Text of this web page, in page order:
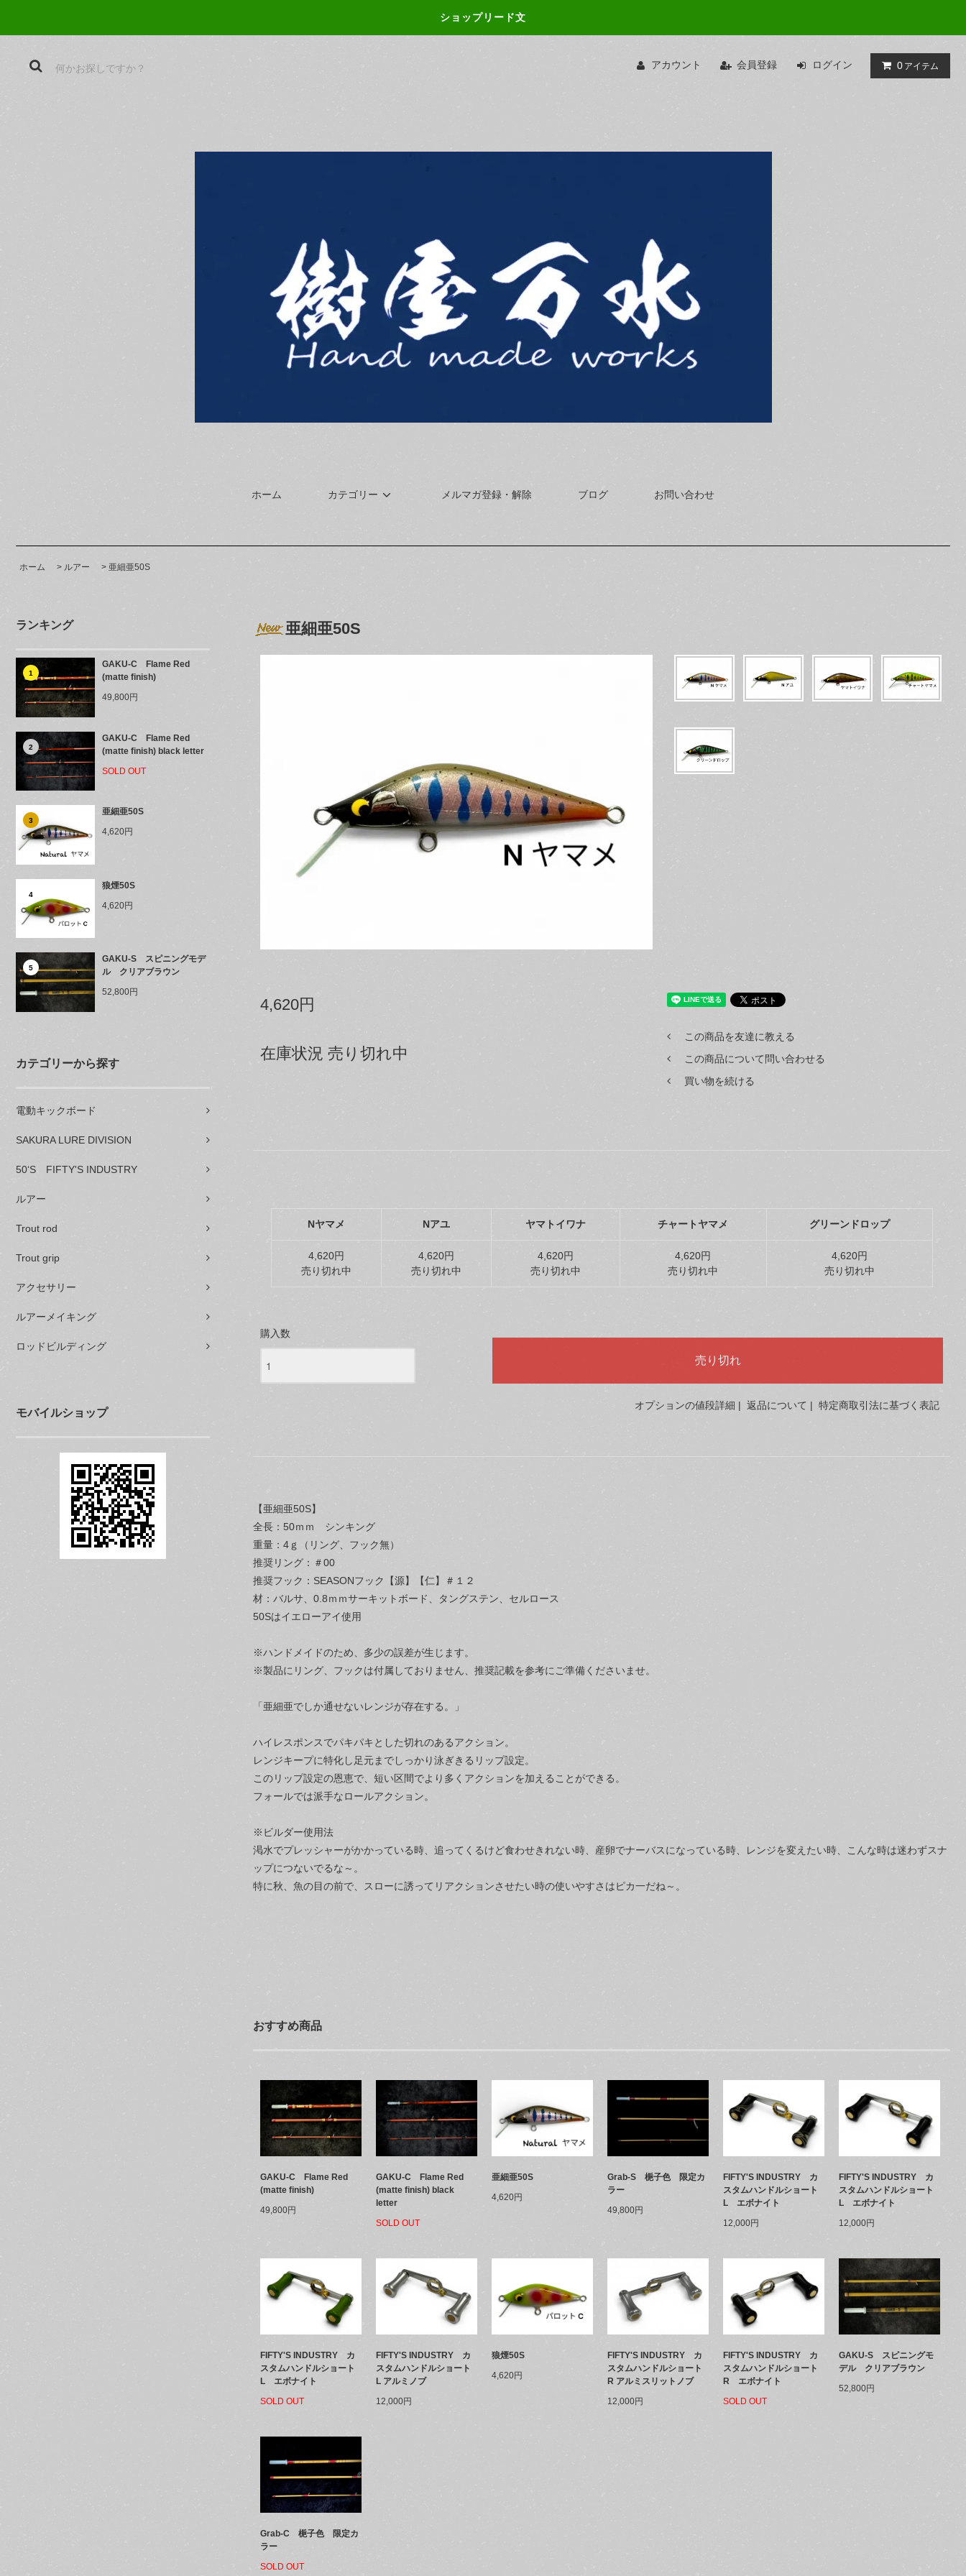
ショップリード文
アカウント 会員登録 ログイン 0 アイテム
ホーム カテゴリー メルマガ登録・解除 ブログ お問い合わせ
ホーム > ルアー > 亜細亜50S
ランキング
1
GAKU-C Flame Red
(matte finish)
49,800円
2
GAKU-C Flame Red
(matte finish) black letter
SOLD OUT
3
亜細亜50S
4,620円
4
狼煙50S
4,620円
5
GAKU-S スピニングモデ
ル クリアブラウン
52,800円
カテゴリーから探す
電動キックボード
SAKURA LURE DIVISION
50‘S FIFTY'S INDUSTRY
ルアー
Trout rod
Trout grip
アクセサリー
ルアーメイキング
ロッドビルディング
モバイルショップ
亜細亜50S
4,620円
在庫状況 売り切れ中
この商品を友達に教える
この商品について問い合わせる
買い物を続ける
Nヤマメ Nアユ ヤマトイワナ チャートヤマメ グリーンドロップ
4,620円
売り切れ中
4,620円
売り切れ中
4,620円
売り切れ中
4,620円
売り切れ中
4,620円
売り切れ中
購入数
オプションの値段詳細 | 返品について | 特定商取引法に基づく表記
【亜細亜50S】
全長：50ｍｍ シンキング
重量：4ｇ（リング、フック無）
推奨リング：＃00
推奨フック：SEASONフック【源】【仁】＃１２
材：バルサ、0.8ｍｍサーキットボード、タングステン、セルロース
50Sはイエローアイ使用
※ハンドメイドのため、多少の誤差が生じます。
※製品にリング、フックは付属しておりません、推奨記載を参考にご準備くださいませ。
「亜細亜でしか通せないレンジが存在する。」
ハイレスポンスでパキパキとした切れのあるアクション。
レンジキープに特化し足元までしっかり泳ぎきるリップ設定。
このリップ設定の恩恵で、短い区間でより多くアクションを加えることができる。
フォールでは派手なロールアクション。
※ビルダー使用法
渇水でプレッシャーがかかっている時、追ってくるけど食わせきれない時、産卵でナーバスになっている時、レンジを変えたい時、こんな時は迷わずスナ
ップにつないでるな～。
特に秋、魚の目の前で、スローに誘ってリアクションさせたい時の使いやすさはピカ一だね～。
おすすめ商品
GAKU-C Flame Red
(matte finish)
49,800円
GAKU-C Flame Red
(matte finish) black
letter
SOLD OUT
亜細亜50S
4,620円
Grab-S 梔子色 限定カ
ラー
49,800円
FIFTY'S INDUSTRY カ
スタムハンドルショート
L エボナイト
12,000円
FIFTY'S INDUSTRY カ
スタムハンドルショート
L エボナイト
12,000円
FIFTY'S INDUSTRY カ
スタムハンドルショート
L エボナイト
SOLD OUT
FIFTY'S INDUSTRY カ
スタムハンドルショート
L アルミノブ
12,000円
狼煙50S
4,620円
FIFTY'S INDUSTRY カ
スタムハンドルショート
R アルミスリットノブ
12,000円
FIFTY'S INDUSTRY カ
スタムハンドルショート
R エボナイト
SOLD OUT
GAKU-S スピニングモ
デル クリアブラウン
52,800円
Grab-C 梔子色 限定カ
ラー
SOLD OUT